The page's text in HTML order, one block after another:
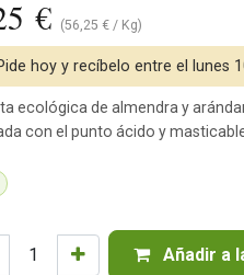
€ (56,25 € / Kg)
Añadir a
hoy y recíbelo entre el lunes
ecológica de almendra y
con el punto ácido y